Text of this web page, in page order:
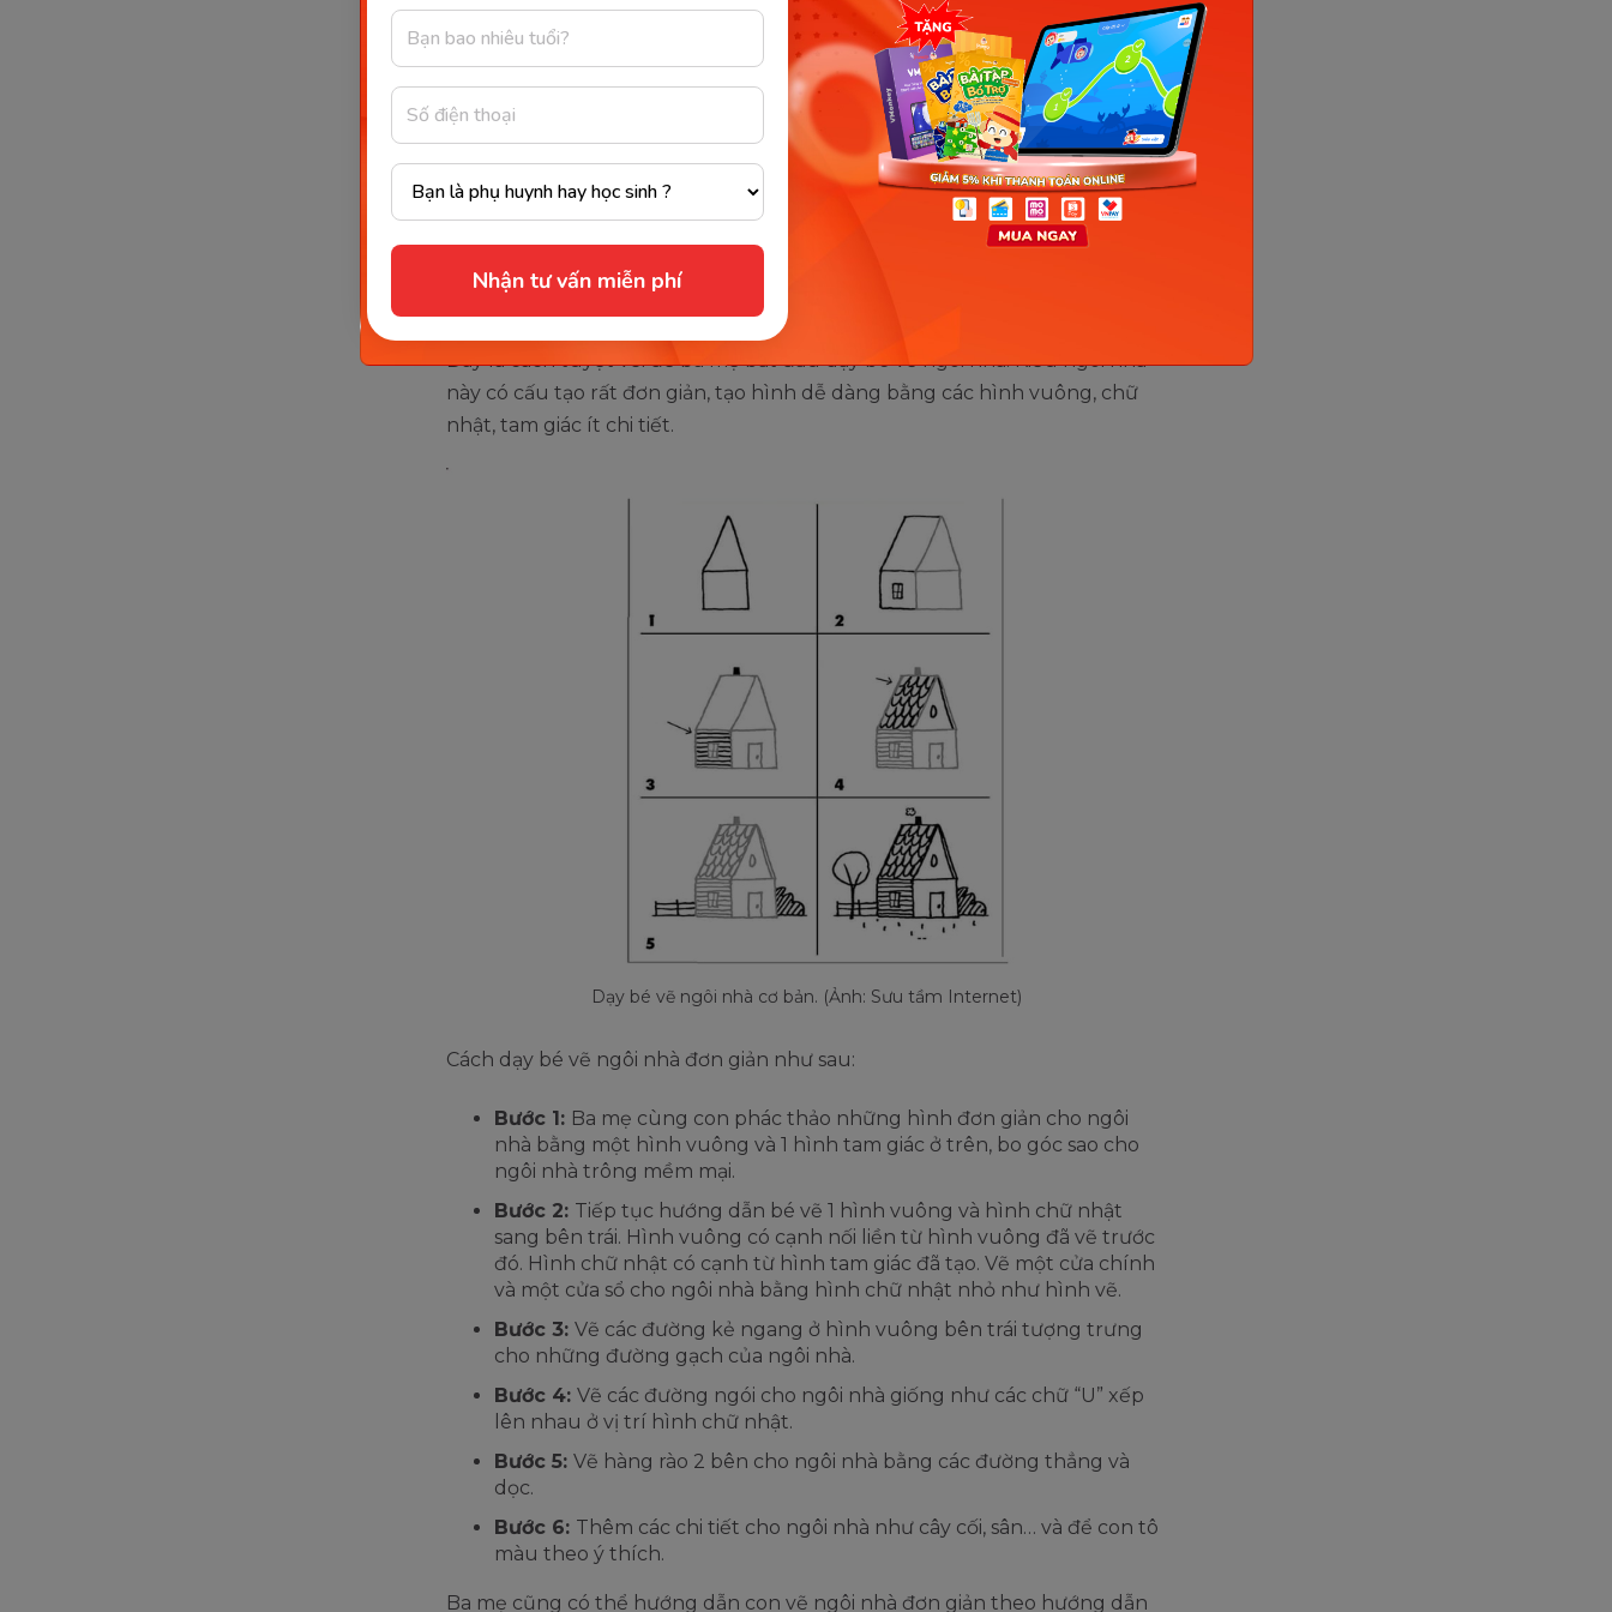
Nhận tư vấn miễn phí
Dạy bé vẽ ngôi nhà với 4 cách đơn giản sau
Ba mẹ có thể bắt đầu dạy bé vẽ nhà đơn giản cho bé, ít chi tiết sau đó
nâng cao dần đến việc vẽ những ngôi nhà phức tạp hơn như loại nhà cao
tầng, nhà có sân vườn và hoa. Cùng Monkey tìm hiểu ngay chi tiết từng
bước dạy bé vẽ ngôi nhà như thế nào ba mẹ nhé!
Dạy bé vẽ ngôi nhà đơn giản, ít chi tiết
Đây là cách tuyệt vời để ba mẹ bắt đầu dạy bé vẽ ngôi nhà. Kiểu ngôi nhà
này có cấu tạo rất đơn giản, tạo hình dễ dàng bằng các hình vuông, chữ
nhật, tam giác ít chi tiết.
Dạy bé vẽ ngôi nhà cơ bản. (Ảnh: Sưu tầm Internet)
Cách dạy bé vẽ ngôi nhà đơn giản như sau:
Bước 1: Ba mẹ cùng con phác thảo những hình đơn giản cho ngôi
nhà bằng một hình vuông và 1 hình tam giác ở trên, bo góc sao cho
ngôi nhà trông mềm mại.
Bước 2: Tiếp tục hướng dẫn bé vẽ 1 hình vuông và hình chữ nhật
sang bên trái. Hình vuông có cạnh nối liền từ hình vuông đã vẽ trước
đó. Hình chữ nhật có cạnh từ hình tam giác đã tạo. Vẽ một cửa chính
và một cửa sổ cho ngôi nhà bằng hình chữ nhật nhỏ như hình vẽ.
Bước 3: Vẽ các đường kẻ ngang ở hình vuông bên trái tượng trưng
cho những đường gạch của ngôi nhà.
Bước 4: Vẽ các đường ngói cho ngôi nhà giống như các chữ “U” xếp
lên nhau ở vị trí hình chữ nhật.
Bước 5: Vẽ hàng rào 2 bên cho ngôi nhà bằng các đường thẳng và
dọc.
Bước 6: Thêm các chi tiết cho ngôi nhà như cây cối, sân… và để con tô
màu theo ý thích.
Ba mẹ cũng có thể hướng dẫn con vẽ ngôi nhà đơn giản theo hướng dẫn